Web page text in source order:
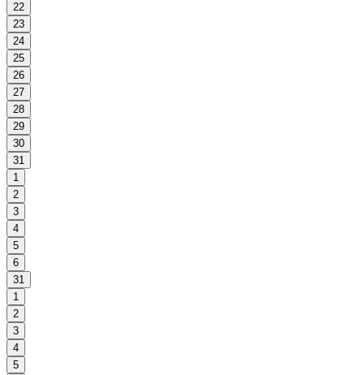
22
23
24
25
26
27
28
29
30
31
1
2
3
4
5
6
31
1
2
3
4
5